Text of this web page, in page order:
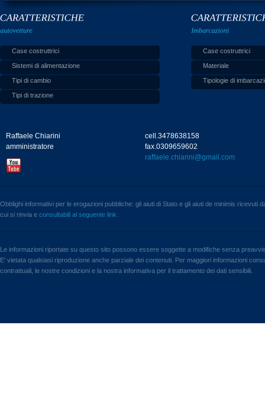
Case costruttrici
Sistemi di alimentazione
Tipi di cambio
Tipi di trazione
Case costruttrici
Materiale
Tipologie di
Raffaele Chiarini
amministratore
cell.3478638158
fax.0309659602
raffaele.chiarini@gmail.com
Obblighi informativi per le erogazioni pubbliche: gli aiuti di Stato e gli aiuti de minimis
cui si rinvia e consultabili al seguente link.
Le informazioni riportate su questo sito possono essere soggette a modifiche senza
E' vietata qualsiasi riproduzione anche parziale dei contenuti. Per maggiori informazioni
contrattuali, le nostre condizioni e la nostra informativa per il trattamento dei dati sensibili.